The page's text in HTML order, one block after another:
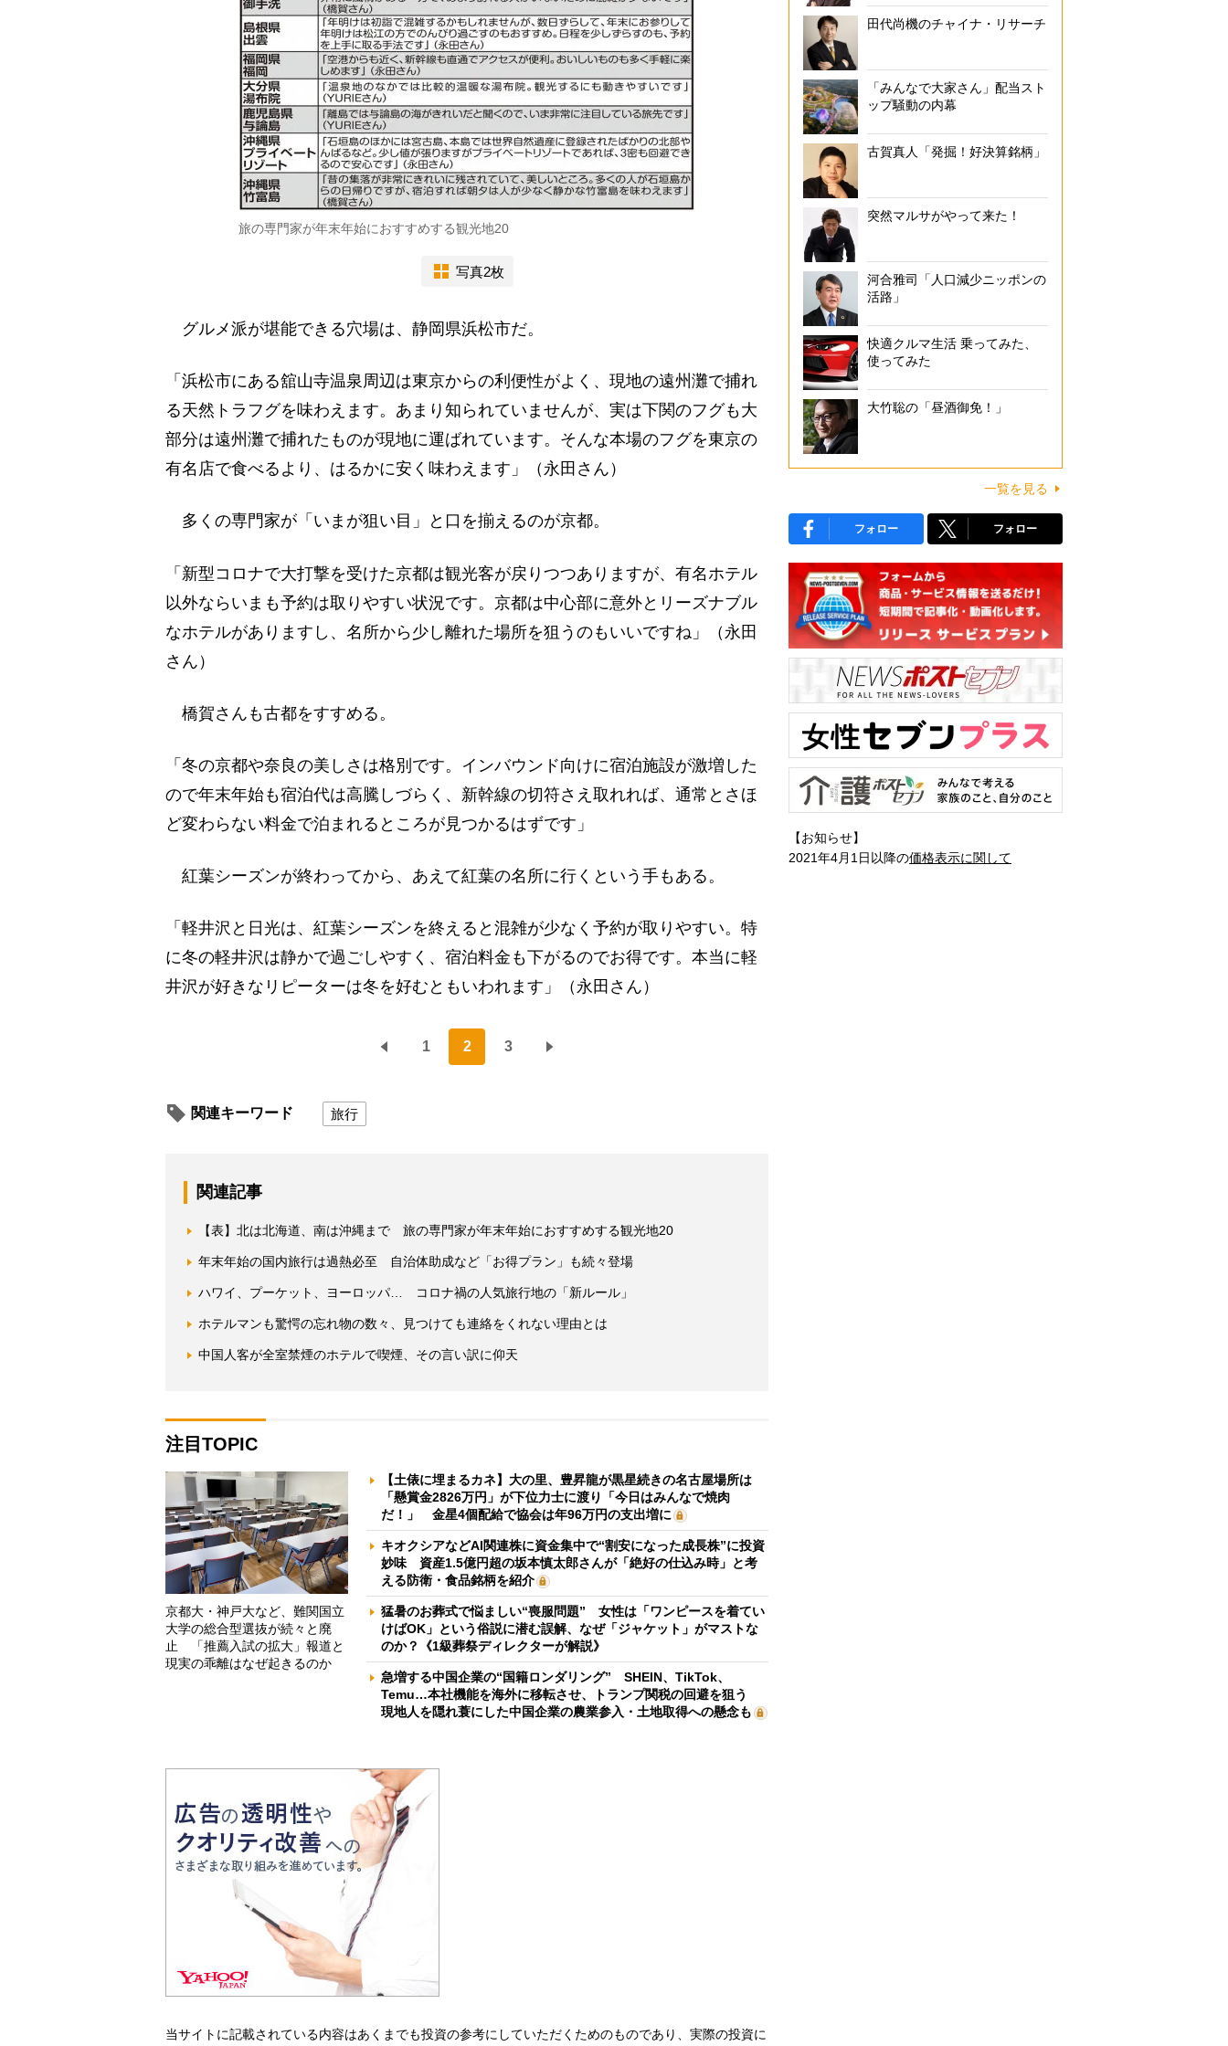
旅の専門家が年末年始におすすめする観光地20
写真2枚
グルメ派が堪能できる穴場は、静岡県浜松市だ。
「浜松市にある舘山寺温泉周辺は東京からの利便性がよく、現地の遠州灘で捕れ
る天然トラフグを味わえます。あまり知られていませんが、実は下関のフグも大
部分は遠州灘で捕れたものが現地に運ばれています。そんな本場のフグを東京の
有名店で食べるより、はるかに安く味わえます」（永田さん）
多くの専門家が「いまが狙い目」と口を揃えるのが京都。
「新型コロナで大打撃を受けた京都は観光客が戻りつつありますが、有名ホテル
以外ならいまも予約は取りやすい状況です。京都は中心部に意外とリーズナブル
なホテルがありますし、名所から少し離れた場所を狙うのもいいですね」（永田
さん）
橋賀さんも古都をすすめる。
「冬の京都や奈良の美しさは格別です。インバウンド向けに宿泊施設が激増した
ので年末年始も宿泊代は高騰しづらく、新幹線の切符さえ取れれば、通常とさほ
ど変わらない料金で泊まれるところが見つかるはずです」
紅葉シーズンが終わってから、あえて紅葉の名所に行くという手もある。
「軽井沢と日光は、紅葉シーズンを終えると混雑が少なく予約が取りやすい。特
に冬の軽井沢は静かで過ごしやすく、宿泊料金も下がるのでお得です。本当に軽
井沢が好きなリピーターは冬を好むともいわれます」（永田さん）
1 2 3
関連キーワード 旅行
関連記事
【表】北は北海道、南は沖縄まで 旅の専門家が年末年始におすすめする観光地20
年末年始の国内旅行は過熱必至 自治体助成など「お得プラン」も続々登場
ハワイ、プーケット、ヨーロッパ… コロナ禍の人気旅行地の「新ルール」
ホテルマンも驚愕の忘れ物の数々、見つけても連絡をくれない理由とは
中国人客が全室禁煙のホテルで喫煙、その言い訳に仰天
注目TOPIC
京都大・神戸大など、難関国立
大学の総合型選抜が続々と廃
止 「推薦入試の拡大」報道と
現実の乖離はなぜ起きるのか
【土俵に埋まるカネ】大の里、豊昇龍が黒星続きの名古屋場所は
「懸賞金2826万円」が下位力士に渡り「今日はみんなで焼肉
だ！」 金星4個配給で協会は年96万円の支出増に
キオクシアなどAI関連株に資金集中で“割安になった成長株”に投資
妙味 資産1.5億円超の坂本慎太郎さんが「絶好の仕込み時」と考
える防衛・食品銘柄を紹介
猛暑のお葬式で悩ましい“喪服問題” 女性は「ワンピースを着てい
けばOK」という俗説に潜む誤解、なぜ「ジャケット」がマストな
のか？《1級葬祭ディレクターが解説》
急増する中国企業の“国籍ロンダリング” SHEIN、TikTok、
Temu…本社機能を海外に移転させ、トランプ関税の回避を狙う
現地人を隠れ蓑にした中国企業の農業参入・土地取得への懸念も
当サイトに記載されている内容はあくまでも投資の参考にしていただくためのものであり、実際の投資に
田代尚機のチャイナ・リサーチ
「みんなで大家さん」配当スト
ップ騒動の内幕
古賀真人「発掘！好決算銘柄」
突然マルサがやって来た！
河合雅司「人口減少ニッポンの
活路」
快適クルマ生活 乗ってみた、
使ってみた
大竹聡の「昼酒御免！」
一覧を見る
フォロー フォロー
【お知らせ】
2021年4月1日以降の価格表示に関して